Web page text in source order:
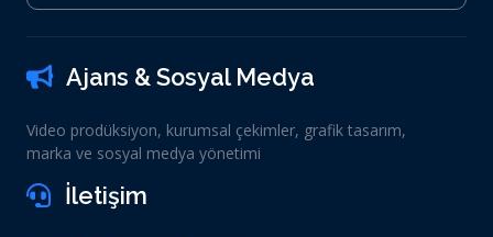
Ajans & Sosyal Medya
Video prodüksiyon, kurumsal çekimler, grafik tasarım,
marka ve sosyal medya yönetimi
İletişim